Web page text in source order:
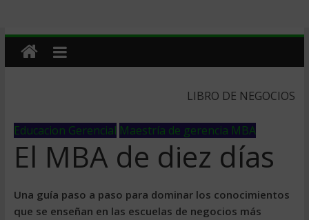
LIBRO DE NEGOCIOS
Educacion Gerencial Maestría de gerencia MBA
El MBA de diez días
Una guía paso a paso para dominar los conocimientos
que se enseñan en las escuelas de negocios más